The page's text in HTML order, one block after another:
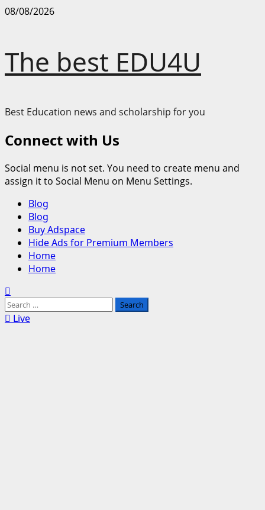
Skip
08/08/2026
The best EDU4U
Best Education news and scholarship for you
Connect with Us
Social menu is not set. You need to create menu and
assign it to Social Menu on Menu Settings.
Primary
Menu
Blog
Blog
Buy Adspace
Hide Ads for Premium Members
Home
Home
Search
for:Live